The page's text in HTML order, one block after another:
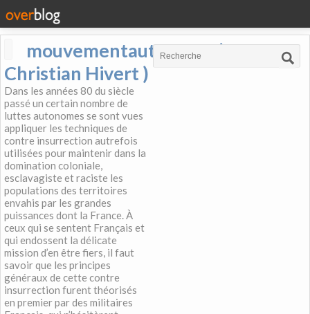
mouvementautonome (
Christian Hivert )
Dans les années 80 du siècle
passé un certain nombre de
luttes autonomes se sont vues
appliquer les techniques de
contre insurrection autrefois
utilisées pour maintenir dans la
domination coloniale,
esclavagiste et raciste les
populations des territoires
envahis par les grandes
puissances dont la France. À
ceux qui se sentent Français et
qui endossent la délicate
mission d’en être fiers, il faut
savoir que les principes
généraux de cette contre
insurrection furent théorisés
en premier par des militaires